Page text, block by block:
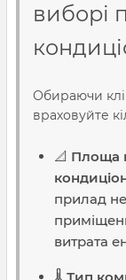
виборі
Обираючи
враховуйте
📐 Площа
прилад
витрата